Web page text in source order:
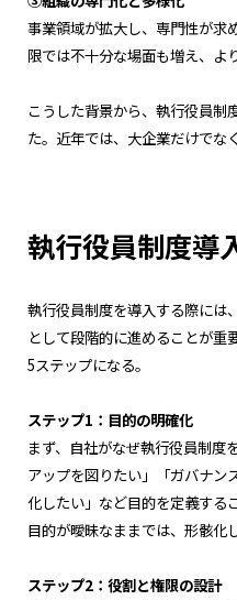
事業領域が拡大し、専門性が求
限では不十分な場面も増え、よ
こうした背景から、執行役員制
た。近年では、大企業だけでな
執行役員制度導
執行役員制度を導入する際には
として段階的に進めることが重
5ステップになる。
ステップ1：目的の明確化
まず、自社がなぜ執行役員制度
アップを図りたい」「ガバナン
化したい」など目的を定義する
目的が曖昧なままでは、形骸化
ステップ2：役割と権限の設計